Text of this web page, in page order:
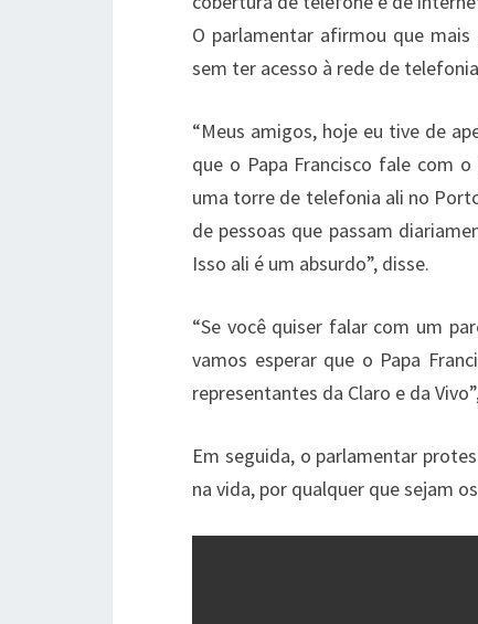
O parlamentar afirmou que
sem ter acesso à rede de
“Meus amigos, hoje eu tive de
que o Papa Francisco fale com
uma torre de telefonia ali no
de pessoas que passam
Isso ali é um absurdo”, disse.
“Se você quiser falar com um
vamos esperar que o Papa
representantes da Claro e da
Em seguida, o parlamentar
na vida, por qualquer que sejam